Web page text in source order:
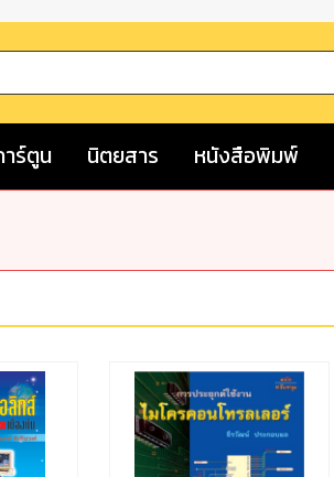
ร์ตูน นิตยสาร หนังสือพิมพ์